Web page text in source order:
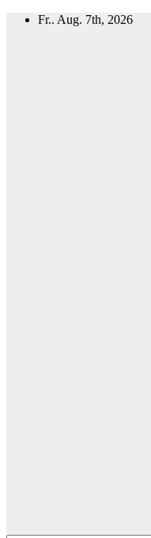
Zum
Fr.. Aug. 7th, 2026